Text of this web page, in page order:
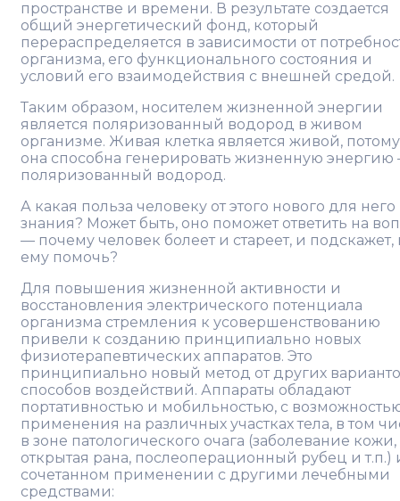
пространстве и времени. В результате создается
общий энергетический фонд, который
перераспределяется в зависимости от
организма, его функционального состояния и
условий его взаимодействия с внешней средой.
Таким образом, носителем жизненной энергии
является поляризованный водород в живом
организме. Живая клетка является живой,
она способна генерировать жизненную
поляризованный водород.
А какая польза человеку от этого нового для него
знания? Может быть, оно поможет ответить на
— почему человек болеет и стареет, и подскажет,
ему помочь?
Для повышения жизненной активности и
восстановления электрического потенциала
организма стремления к усовершенствованию
привели к созданию принципиально новых
физиотерапевтических аппаратов. Это
принципиально новый метод от других
способов воздействий. Аппараты обладают
портативностью и мобильностью, с
применения на различных участках тела, в том
в зоне патологического очага (заболевание кожи,
открытая рана, послеоперационный рубец и т.п.)
сочетанном применении с другими лечебными
средствами: